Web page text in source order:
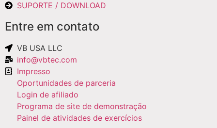
SUPORTE / DOWNLOAD
Entre em contato
VB USA LLC
info@vbtec.com
Impresso
Oportunidades de parceria
Login de afiliado
Programa de site de demonstração
Painel de atividades de exercícios